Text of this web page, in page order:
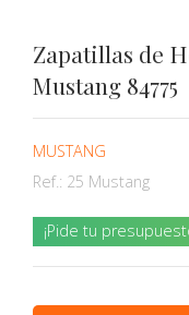
Zapatillas de
Mustang 84775
MUSTANG
Ref.: 25 Mustang
¡Pide tu